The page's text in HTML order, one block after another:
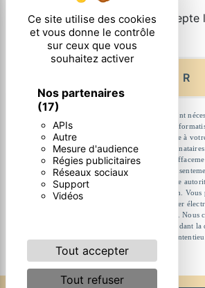
Ce site utilise des cookies
et vous donne le contrôle
sur ceux que vous
souhaitez activer
Nos partenaires
(17)
APIs
Autre
Mesure d'audience
Régies publicitaires
Réseaux sociaux
Support
Vidéos
Tout accepter
Tout refuser
En cochant cette case, j'accepte
particulières ci-dessous **
ENVOYER
** Les données personnelles communiquées sont
contacter et sont enregistrées dans un fichier
et ses sous-traitants dans le seul but de répondre à
collectées seront communiquées aux seuls
disposez de droits d’accès, de rectification,
limitation, d’opposition, de retrait de votre
droit d’introduire une réclamation auprès d’une
d’organiser le sort de vos données post-mortem.
droits par voie postale à l'adresse ou par courrier
justificatif d'identité pourra vous être demandé. Nous
pendant la période de prise de contact puis pendant
légale aux fins probatoires et de gestion des
cnil.fr pour plus d’informations sur vos droits.